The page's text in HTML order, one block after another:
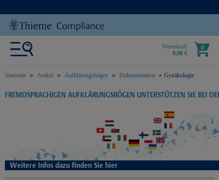
Warenkorb
0,00 €
0
Startseite Artikel Aufklärungsbögen Dokumentation Gynäkologie
text.skipToContent
text.skipToNavigation
FREMDSPRACHIGEN AUFKLÄRUNGSBÖGEN UNTERSTÜTZEN SIE BEI
Weitere Infos dazu finden Sie hier